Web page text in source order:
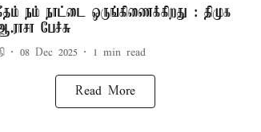
நம் நாட்டை ஒருங்கிணைக்கிறது : திமுக
பேச்சு
08 Dec 2025 1 min read
Read More